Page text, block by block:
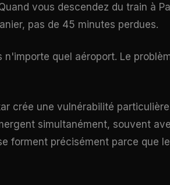
vous descendez du train à
pas de 45 minutes perdues.
n'importe quel aéroport. Le
crée une vulnérabilité
simultanément, souvent
forment précisément parce que